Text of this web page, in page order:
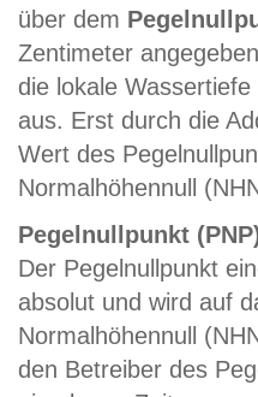
über dem
Zentimeter
die lokale
aus. Erst durch die
Wert des
Normalhöhennull
Pegelnullpunkt
Der Pegelnullpunkt
absolut und wird auf
Normalhöhennull
den Betreiber des